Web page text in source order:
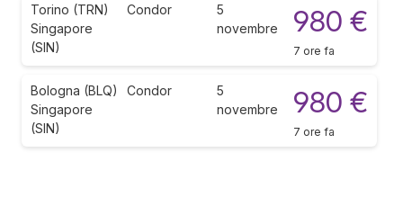
Torino (TRN)
Singapore
(SIN)
Condor
5
novembre
980 €
7 ore fa
Bologna (BLQ)
Singapore
(SIN)
Condor
5
novembre
980 €
7 ore fa